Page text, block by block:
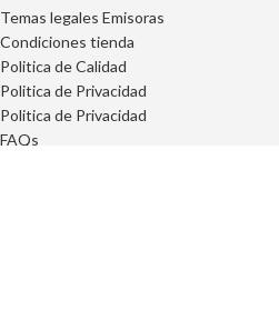
Temas legales Emisoras
Condiciones tienda
Politica de Calidad
Politica de Privacidad
Politica de Privacidad
FAQs